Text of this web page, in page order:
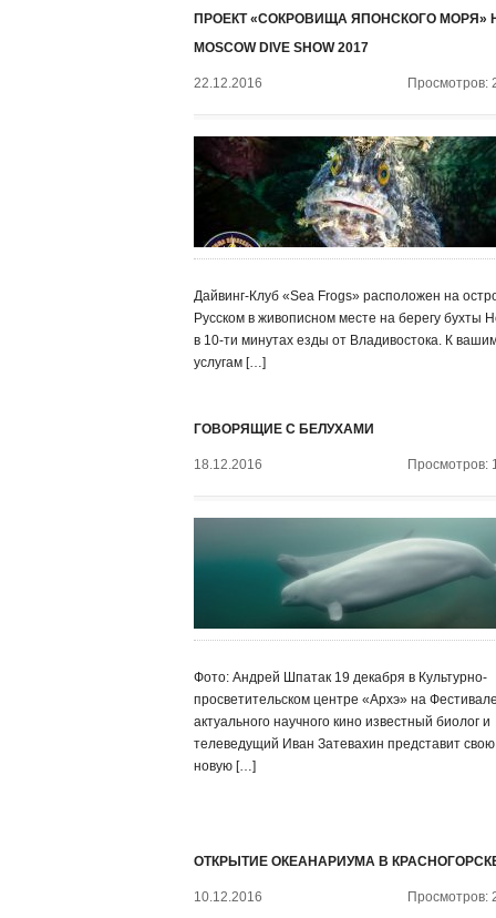
ПРОЕКТ «СОКРОВИЩА ЯПОНСКОГО МОРЯ»
MOSCOW DIVE SHOW 2017
22.12.2016 Просмотров:
Дайвинг-Клуб «Sea Frogs» расположен на
Русском в живописном месте на берегу бухты
в 10-ти минутах езды от Владивостока. К
услугам […]
ГОВОРЯЩИЕ С БЕЛУХАМИ
18.12.2016 Просмотров:
Фото: Андрей Шпатак 19 декабря в Культурно-
просветительском центре «Архэ» на
актуального научного кино известный биолог и
телеведущий Иван Затевахин представит свою
новую […]
ОТКРЫТИЕ ОКЕАНАРИУМА В
10.12.2016 Просмотров: